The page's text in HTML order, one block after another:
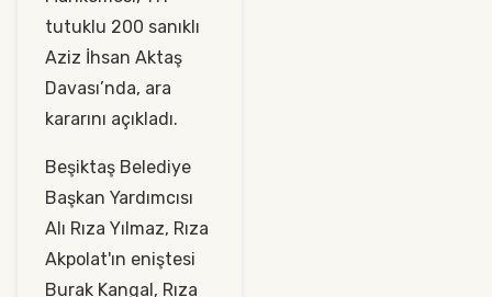
tutuklu 200 sanıklı
Aziz İhsan Aktaş
Davası’nda, ara
kararını açıkladı.
Beşiktaş Belediye
Başkan Yardımcısı
Alı Rıza Yılmaz, Rıza
Akpolat'ın eniştesi
Burak Kangal, Rıza